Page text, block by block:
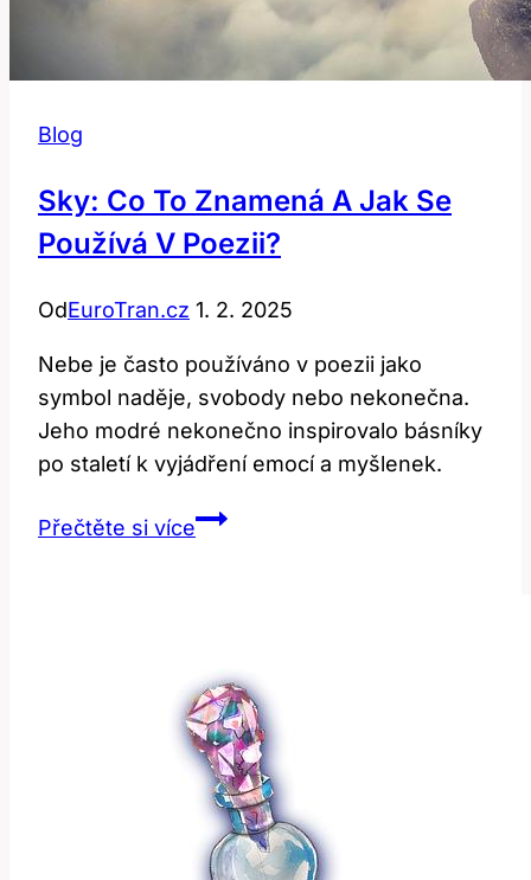
Blog
Sky: Co To Znamená A Jak Se
Používá V Poezii?
OdEuroTran.cz 1. 2. 2025
Nebe je často používáno v poezii jako
symbol naděje, svobody nebo nekonečna.
Jeho modré nekonečno inspirovalo básníky
po staletí k vyjádření emocí a myšlenek.
Přečtěte si víceSky:
jak
se
používá
v
poezii?